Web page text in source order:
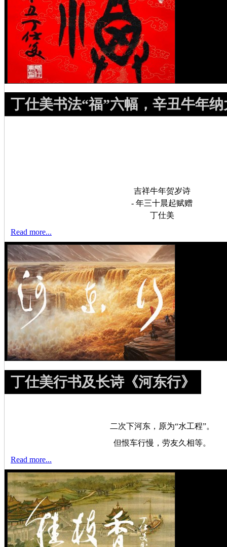
丁仕美书法“福”六幅，辛丑牛年纳
吉祥牛年贺岁诗
- 年三十晨起赋赠
丁仕美
Read more...
丁仕美行书及长诗《河东行》
二次下河东，原为“水工程”。
但恨车行慢，劳友久相等。
Read more...